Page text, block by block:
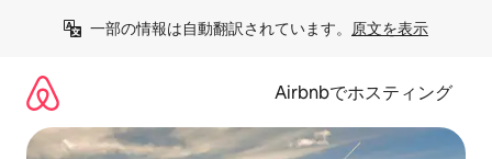
一部の情報は自動翻訳されています。 原文を表示
Airbnbでホスティング